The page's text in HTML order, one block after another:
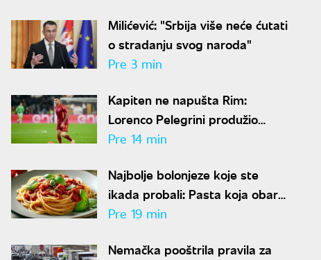
Milićević: "Srbija više neće ćutati
o stradanju svog naroda"
Pre 3 min
Kapiten ne napušta Rim:
Lorenco Pelegrini produžio
ugovor sa Romom
Pre 14 min
Najbolje bolonjeze koje ste
ikada probali: Pasta koja obara
sa nogu
Pre 19 min
Nemačka pooštrila pravila za